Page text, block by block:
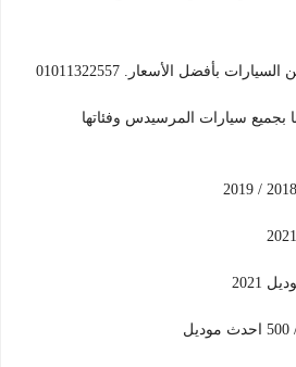
بأفضل الأسعار. 01011322557
سيارات المرسيدس وفئاتها